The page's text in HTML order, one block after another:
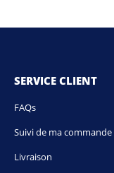
SERVICE CLIENT
FAQs
Suivi de ma commande
Livraison